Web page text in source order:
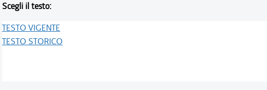
Scegli il testo:
TESTO VIGENTE
TESTO STORICO